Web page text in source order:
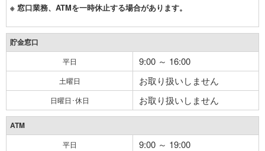
※ 窓口業務、ATMを一時休止する場合があります。
貯金窓口
平日 9:00 ～ 16:00
土曜日 お取り扱いしません
日曜日･休日 お取り扱いしません
ATM
平日 9:00 ～ 19:00